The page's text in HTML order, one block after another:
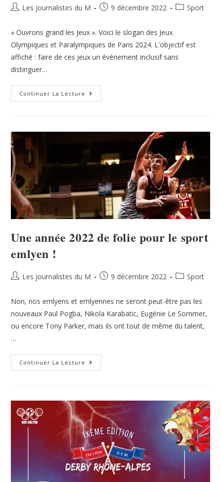
Les journalistes du M 9 décembre 2022 Sport
« Ouvrons grand les Jeux ». Voici le slogan des Jeux
Olympiques et Paralympiques de Paris 2024. L'objectif est
affiché : faire de ces jeux un événement inclusif sans
distinguer…
Continuer La Lecture
Une année 2022 de folie pour le sport
emlyen !
Les journalistes du M 9 décembre 2022 Sport
Non, nos emlyens et emlyennes ne seront peut-être pas les
nouveaux Paul Pogba, Nikola Karabatic, Eugénie Le Sommer,
ou encore Tony Parker, mais ils ont tout de même du talent,
…
Continuer La Lecture